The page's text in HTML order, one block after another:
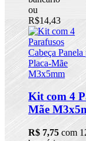
ou
R$14,43
Kit com 4
Mãe
R$ 7,75 com